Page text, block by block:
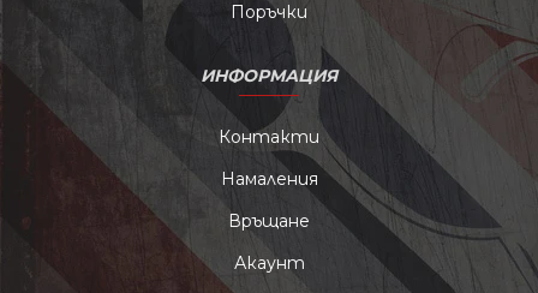
Поръчки
ИНФОРМАЦИЯ
Контакти
Намаления
Връщане
Акаунт